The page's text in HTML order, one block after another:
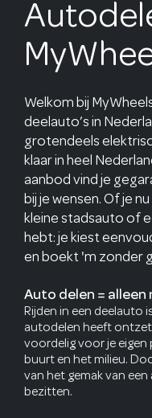
Welkom bij
deelauto’s in
grotendeels
klaar in heel
aanbod vind je
bij je wensen. Of je
kleine stadsauto of
hebt: je kiest
en boekt 'm zonder
Auto delen = alleen
Rijden in een deelauto
autodelen heeft
voordelig voor je
buurt en het milieu.
van het gemak van
bezitten.